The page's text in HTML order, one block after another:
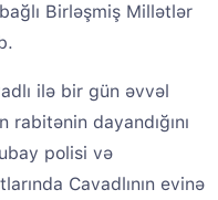
Birləşmiş Millətlər
ilə bir gün əvvəl
rabitənin dayandığını
polisi və
Cavadlının evinə